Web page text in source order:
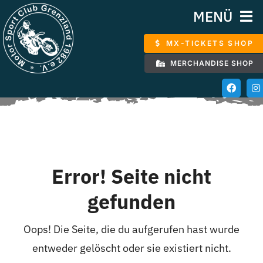
Zum
Inhalt
springen
MENÜ
VERANSTALTUNGEN
KONTAKT
DOWNLOADS
MX-TICKETS SHOP
MERCHANDISE SHOP
Error! Seite nicht
gefunden
Oops! Die Seite, die du aufgerufen hast wurde
entweder gelöscht oder sie existiert nicht.